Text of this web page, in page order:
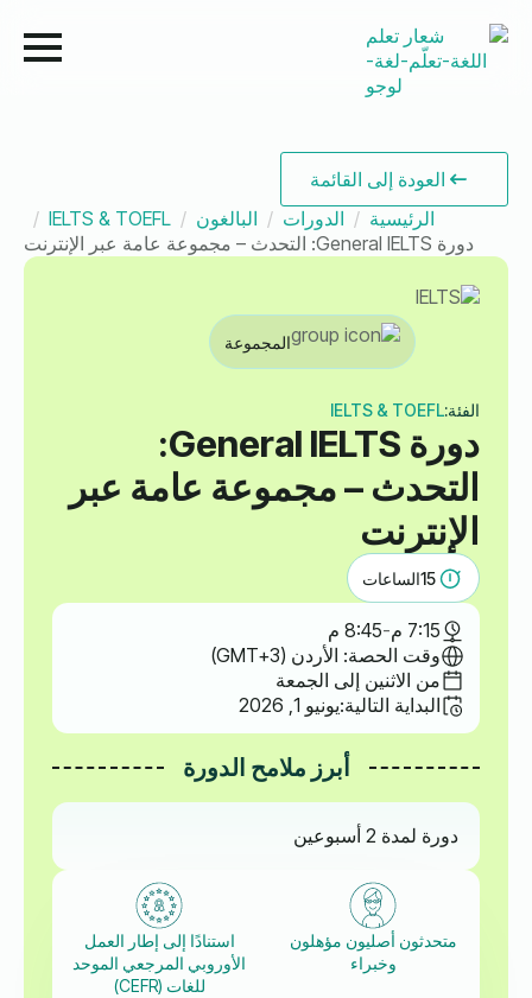
العودة إلى القائمة
الرئيسية
الدورات البالغون
IELTS & TOEFL
دورة General IELTS: التحدث – مجموعة عامة عبر الإنترنت
المجموعة
الفئة:IELTS & TOEFL
دورة General IELTS:
التحدث – مجموعة عامة عبر
الإنترنت
15الساعات
7:15 م -8:45 م
وقت الحصة: الأردن (GMT+3)
من الاثنين إلى الجمعة
البداية التالية:يونيو 1, 2026
أبرز ملامح الدورة
دورة لمدة 2 أسبوعين
متحدثون أصليون مؤهلون
وخبراء
استنادًا إلى إطار العمل
الأوروبي المرجعي الموحد
للغات (CEFR)